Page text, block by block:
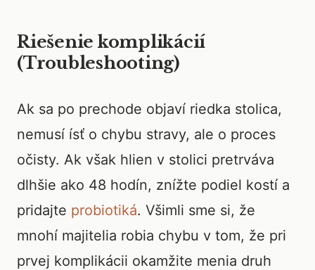
Riešenie komplikácií
(Troubleshooting)
Ak sa po prechode objaví riedka stolica,
nemusí ísť o chybu stravy, ale o proces
očisty. Ak však hlien v stolici pretrváva
dlhšie ako 48 hodín, znížte podiel kostí a
pridajte probiotiká. Všimli sme si, že
mnohí majitelia robia chybu v tom, že pri
prvej komplikácii okamžite menia druh